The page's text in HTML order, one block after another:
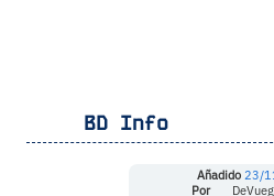
BD Info
Añadido 23/
Por